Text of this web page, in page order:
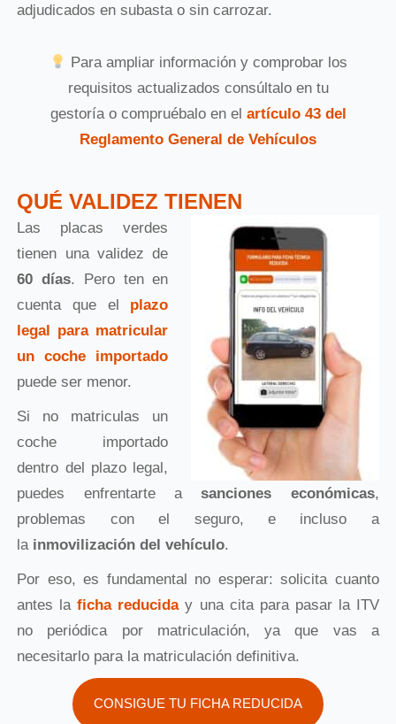
adjudicados en subasta o sin carrozar.
Para ampliar información y comprobar los
requisitos actualizados consúltalo en tu
gestoría o compruébalo en el artículo 43 del
Reglamento General de Vehículos
QUÉ VALIDEZ TIENEN
Las placas verdes
tienen una validez de
60 días. Pero ten en
cuenta que el plazo
legal para matricular
un coche importado
puede ser menor.
Si no matriculas un
coche importado
dentro del plazo legal,
puedes enfrentarte asanciones económicas,
problemas con el seguro, e incluso a
la inmovilización del vehículo.
Por eso, es fundamental no esperar: solicita cuanto
antes laficha reduciday una cita para pasar la ITV
no periódica por matriculación, ya que vas a
necesitarlo para la matriculación definitiva.
CONSIGUE TU FICHA REDUCIDA